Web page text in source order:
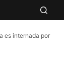
es internada por